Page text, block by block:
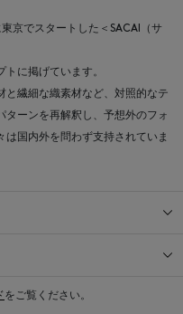
京でスタートした＜SACAI（サ
トに掲げています。
と繊細な織素材など、対照的なテ
ターンを再解釈し、予想外のフォ
国内外を問わず支持されていま
をご覧ください。